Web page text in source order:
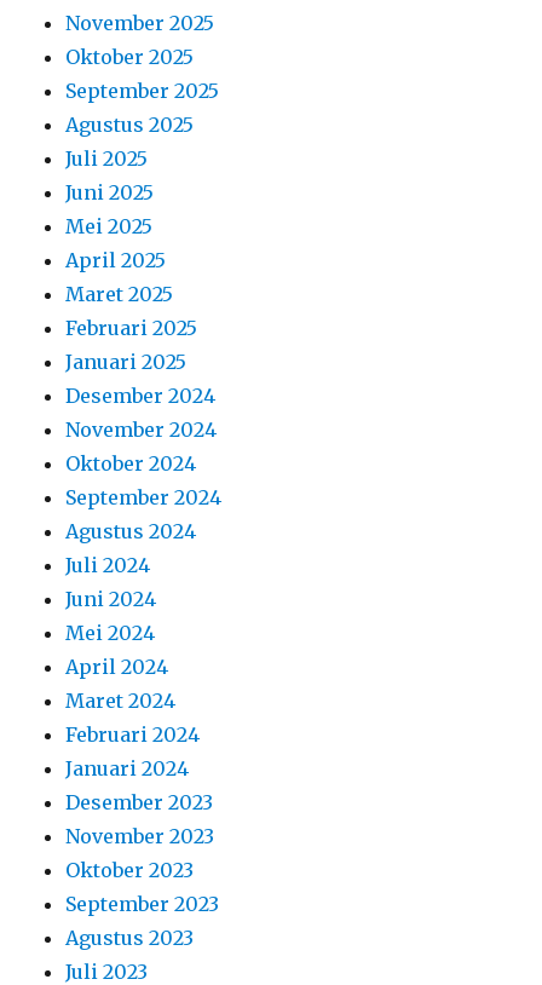
November 2025
Oktober 2025
September 2025
Agustus 2025
Juli 2025
Juni 2025
Mei 2025
April 2025
Maret 2025
Februari 2025
Januari 2025
Desember 2024
November 2024
Oktober 2024
September 2024
Agustus 2024
Juli 2024
Juni 2024
Mei 2024
April 2024
Maret 2024
Februari 2024
Januari 2024
Desember 2023
November 2023
Oktober 2023
September 2023
Agustus 2023
Juli 2023